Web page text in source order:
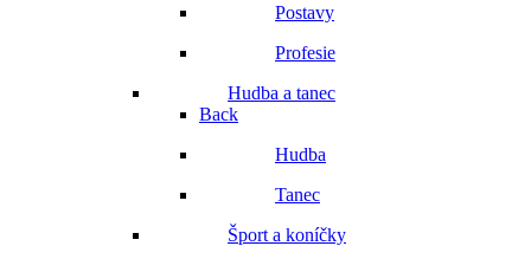
Postavy
Profesie
Hudba a tanec
Back
Hudba
Tanec
Šport a koníčky